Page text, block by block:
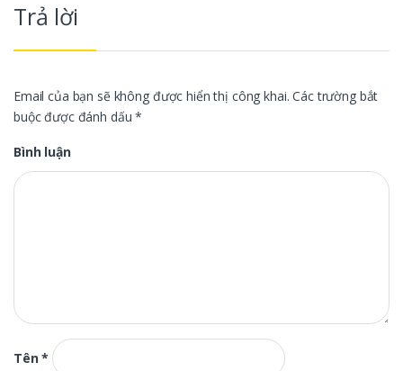
Trả lời
Email của bạn sẽ không được hiển thị công khai. Các trường bắt
buộc được đánh dấu*
Bình luận
Tên*